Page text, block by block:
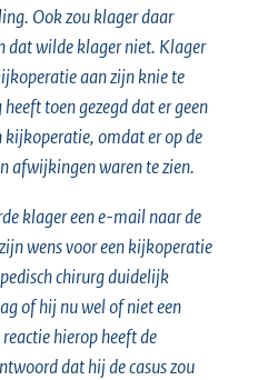
Ook zou klager daar
dat wilde klager niet. Klager
aan zijn knie te
toen gezegd dat er geen
kijkoperatie, omdat er op de
afwijkingen waren te zien.
klager een e-mail naar de
wens voor een kijkoperatie
chirurg duidelijk
of hij nu wel of niet een
hierop heeft de
dat hij de casus zou